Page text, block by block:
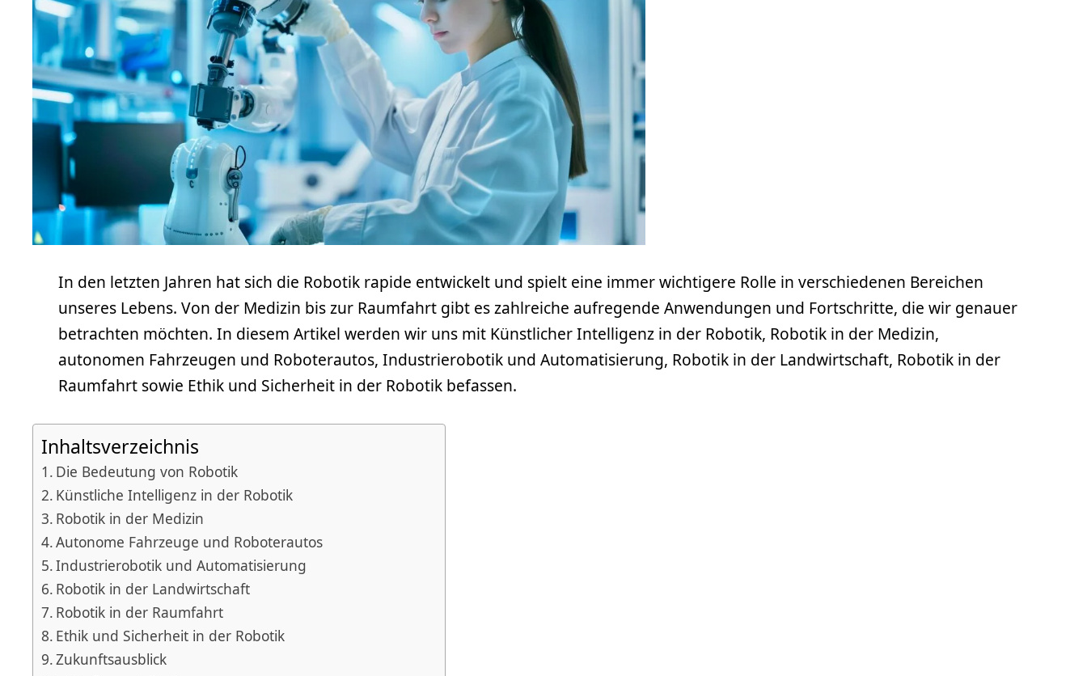
In den letzten Jahren hat sich die Robotik rapide entwickelt und spielt eine immer wichtigere Rolle in verschiedenen Bereichen
unseres Lebens. Von der Medizin bis zur Raumfahrt gibt es zahlreiche aufregende Anwendungen und Fortschritte, die wir genauer
betrachten möchten. In diesem Artikel werden wir uns mit Künstlicher Intelligenz in der Robotik, Robotik in der Medizin,
autonomen Fahrzeugen und Roboterautos, Industrierobotik und Automatisierung, Robotik in der Landwirtschaft, Robotik in der
Raumfahrt sowie Ethik und Sicherheit in der Robotik befassen.
Inhaltsverzeichnis
Die Bedeutung von Robotik
Künstliche Intelligenz in der Robotik
Robotik in der Medizin
Autonome Fahrzeuge und Roboterautos
Industrierobotik und Automatisierung
Robotik in der Landwirtschaft
Robotik in der Raumfahrt
Ethik und Sicherheit in der Robotik
Zukunftsausblick